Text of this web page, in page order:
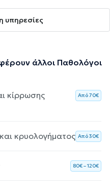
υπηρεσίες
άλλοι Παθολόγοι
κίρρωσης
Aπό 70€
κρυολογήματος Aπό 30€
80€ – 120€